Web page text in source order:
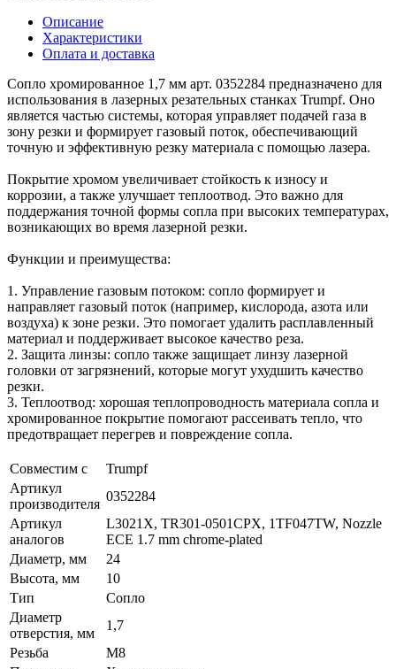
Описание
Характеристики
Оплата и доставка
Сопло хромированное 1,7 мм арт. 0352284 предназначено для
использования в лазерных резательных станках Trumpf. Оно
является частью системы, которая управляет подачей газа в
зону резки и формирует газовый поток, обеспечивающий
точную и эффективную резку материала с помощью лазера.
Покрытие хромом увеличивает стойкость к износу и
коррозии, а также улучшает теплоотвод. Это важно для
поддержания точной формы сопла при высоких температурах,
возникающих во время лазерной резки.
Функции и преимущества:
1. Управление газовым потоком: сопло формирует и
направляет газовый поток (например, кислорода, азота или
воздуха) к зоне резки. Это помогает удалить расплавленный
материал и поддерживает высокое качество реза.
2. Защита линзы: сопло также защищает линзу лазерной
головки от загрязнений, которые могут ухудшить качество
резки.
3. Теплоотвод: хорошая теплопроводность материала сопла и
хромированное покрытие помогают рассеивать тепло, что
предотвращает перегрев и повреждение сопла.
Совместим с
Trumpf
Артикул
производителя
0352284
Артикул
аналогов
L3021X, TR301-0501CPX, 1TF047TW, Nozzle
ECE 1.7 mm chrome-plated
Диаметр, мм
24
Высота, мм
10
Тип
Сопло
Диаметр
отверстия, мм
1,7
Резьба
М8